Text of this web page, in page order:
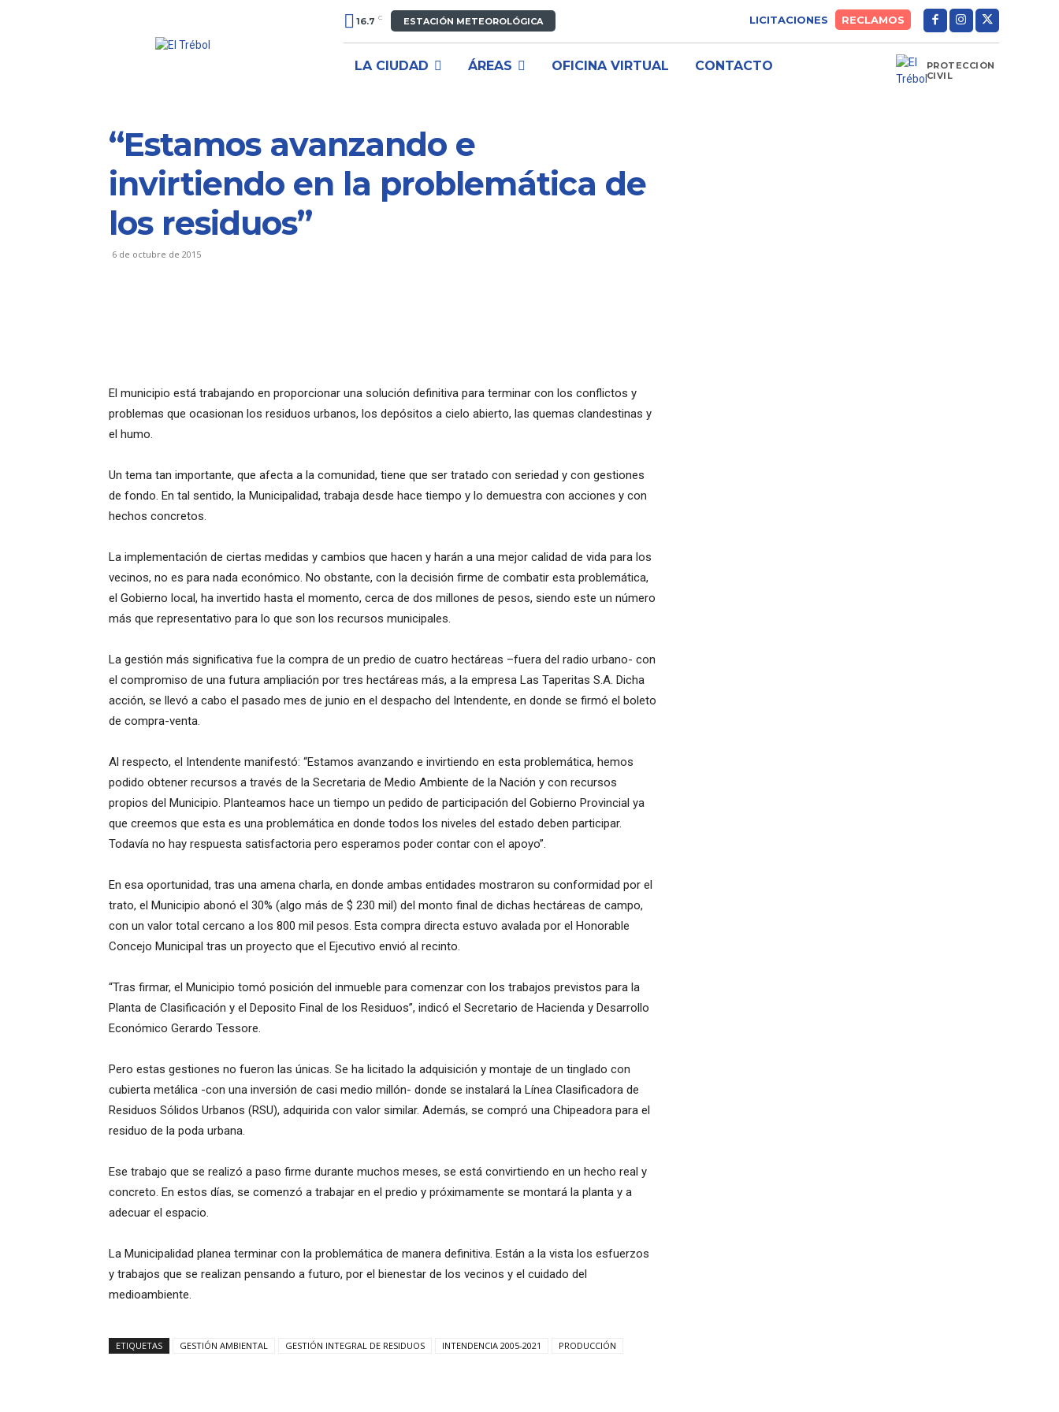
16.7 C ESTACIÓN METEOROLÓGICA LICITACIONES RECLAMOS
LA CIUDAD ÁREAS OFICINA VIRTUAL CONTACTO
PROTECCIÓN
CIVIL
“Estamos avanzando e
invirtiendo en la problemática de
los residuos”
6 de octubre de 2015
El municipio está trabajando en proporcionar una solución definitiva para terminar con los conflictos y
problemas que ocasionan los residuos urbanos, los depósitos a cielo abierto, las quemas clandestinas y
el humo.
Un tema tan importante, que afecta a la comunidad, tiene que ser tratado con seriedad y con gestiones
de fondo. En tal sentido, la Municipalidad, trabaja desde hace tiempo y lo demuestra con acciones y con
hechos concretos.
La implementación de ciertas medidas y cambios que hacen y harán a una mejor calidad de vida para los
vecinos, no es para nada económico. No obstante, con la decisión firme de combatir esta problemática,
el Gobierno local, ha invertido hasta el momento, cerca de dos millones de pesos, siendo este un número
más que representativo para lo que son los recursos municipales.
La gestión más significativa fue la compra de un predio de cuatro hectáreas –fuera del radio urbano- con
el compromiso de una futura ampliación por tres hectáreas más, a la empresa Las Taperitas S.A. Dicha
acción, se llevó a cabo el pasado mes de junio en el despacho del Intendente, en donde se firmó el boleto
de compra-venta.
Al respecto, el Intendente manifestó: “Estamos avanzando e invirtiendo en esta problemática, hemos
podido obtener recursos a través de la Secretaria de Medio Ambiente de la Nación y con recursos
propios del Municipio. Planteamos hace un tiempo un pedido de participación del Gobierno Provincial ya
que creemos que esta es una problemática en donde todos los niveles del estado deben participar.
Todavía no hay respuesta satisfactoria pero esperamos poder contar con el apoyo”.
En esa oportunidad, tras una amena charla, en donde ambas entidades mostraron su conformidad por el
trato, el Municipio abonó el 30% (algo más de $ 230 mil) del monto final de dichas hectáreas de campo,
con un valor total cercano a los 800 mil pesos. Esta compra directa estuvo avalada por el Honorable
Concejo Municipal tras un proyecto que el Ejecutivo envió al recinto.
“Tras firmar, el Municipio tomó posición del inmueble para comenzar con los trabajos previstos para la
Planta de Clasificación y el Deposito Final de los Residuos”, indicó el Secretario de Hacienda y Desarrollo
Económico Gerardo Tessore.
Pero estas gestiones no fueron las únicas. Se ha licitado la adquisición y montaje de un tinglado con
cubierta metálica -con una inversión de casi medio millón- donde se instalará la Línea Clasificadora de
Residuos Sólidos Urbanos (RSU), adquirida con valor similar. Además, se compró una Chipeadora para el
residuo de la poda urbana.
Ese trabajo que se realizó a paso firme durante muchos meses, se está convirtiendo en un hecho real y
concreto. En estos días, se comenzó a trabajar en el predio y próximamente se montará la planta y a
adecuar el espacio.
La Municipalidad planea terminar con la problemática de manera definitiva. Están a la vista los esfuerzos
y trabajos que se realizan pensando a futuro, por el bienestar de los vecinos y el cuidado del
medioambiente.
ETIQUETAS GESTIÓN AMBIENTAL GESTIÓN INTEGRAL DE RESIDUOS INTENDENCIA 2005-2021 PRODUCCIÓN